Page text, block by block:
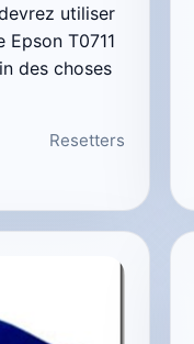
utiliser
T0711
des choses
Resetters